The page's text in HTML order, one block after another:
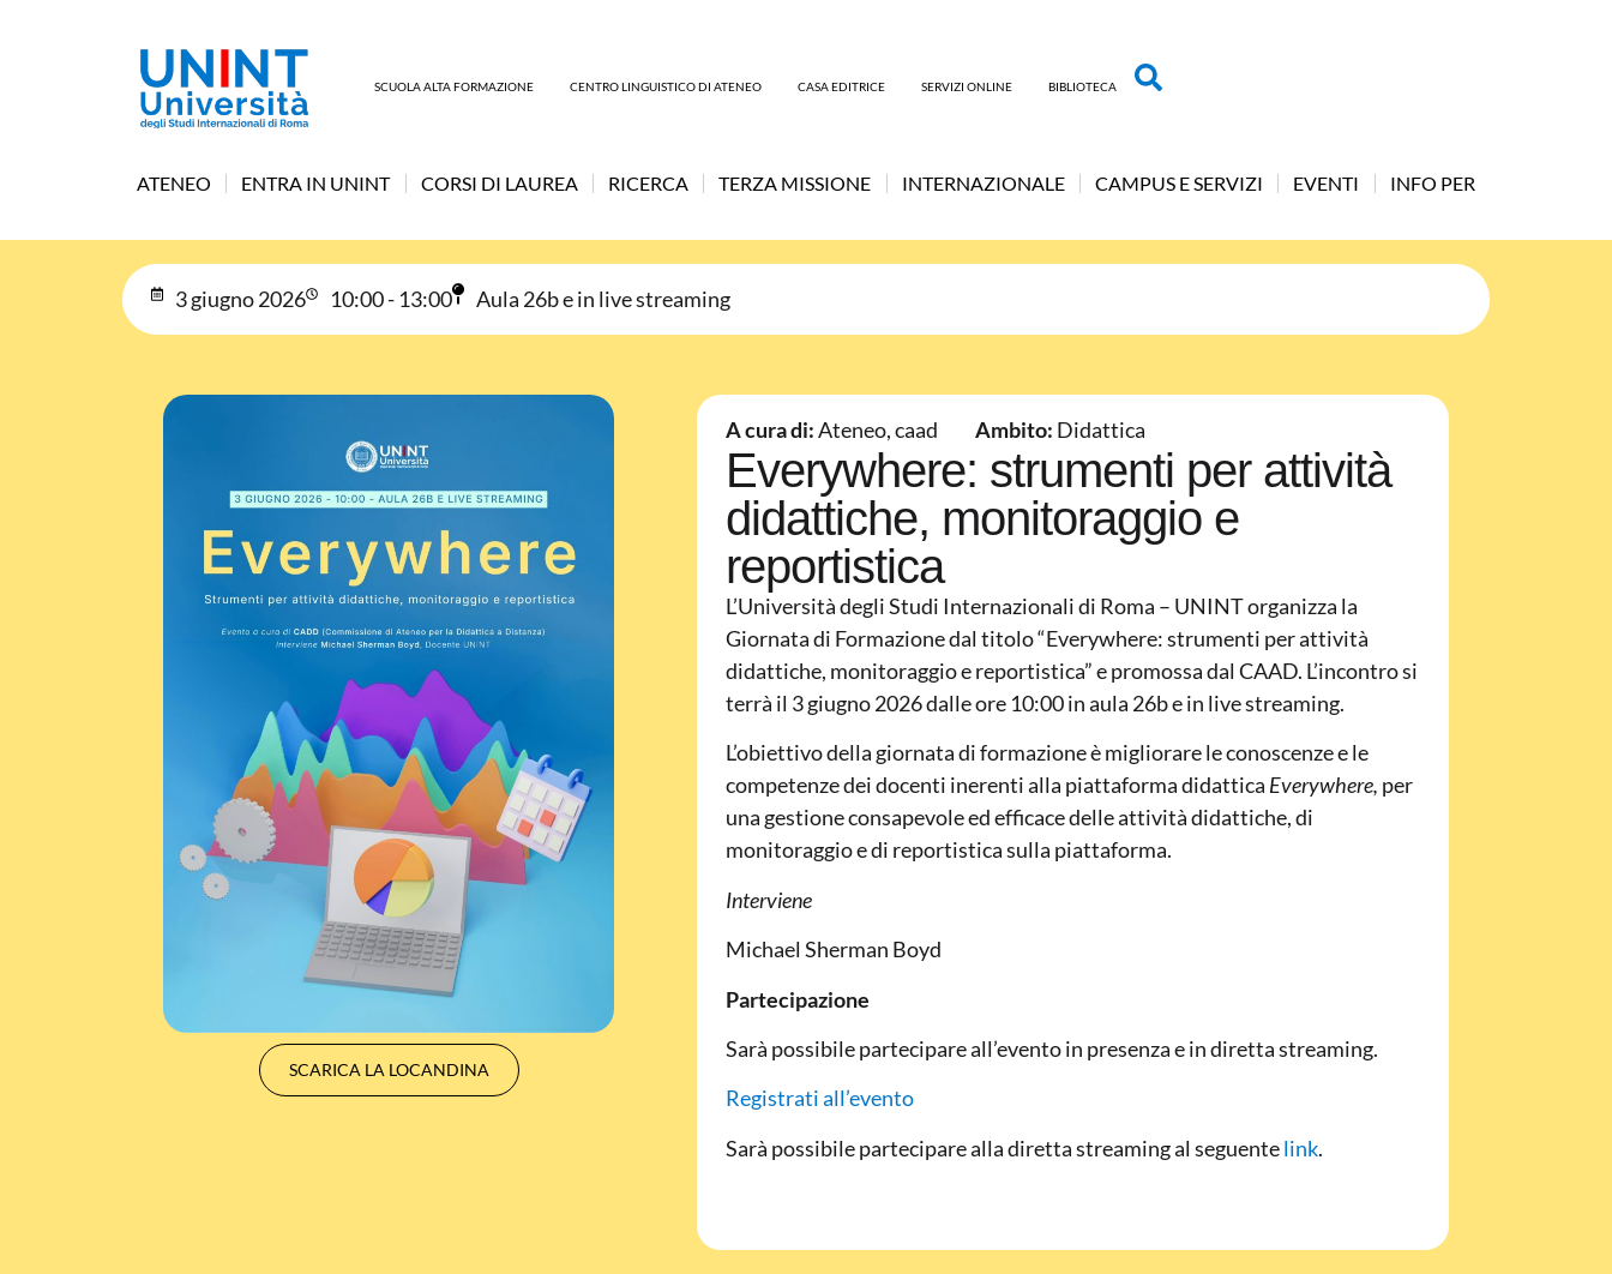
SCUOLA ALTA FORMAZIONE CENTRO LINGUISTICO DI ATENEO CASA EDITRICE SERVIZI ONLINE BIBLIOTECA
ATENEO ENTRA IN UNINT CORSI DI LAUREA RICERCA TERZA MISSIONE INTERNAZIONALE CAMPUS E SERVIZI EVENTI INFO PER
3 giugno 2026 10:00 - 13:00 Aula 26b e in live streaming
SCARICA LA LOCANDINA
A cura di:Ateneo,caad Ambito: Didattica
Everywhere: strumenti per attività
didattiche, monitoraggio e
reportistica
L’Università degli Studi Internazionali di Roma – UNINT organizza la
Giornata di Formazione dal titolo “Everywhere: strumenti per attività
didattiche, monitoraggio e reportistica” e promossa dal CAAD. L’incontro si
terrà il 3 giugno 2026 dalle ore 10:00 in aula 26b e in live streaming.
L’obiettivo della giornata di formazione è migliorare le conoscenze e le
competenze dei docenti inerenti alla piattaforma didattica Everywhere, per
una gestione consapevole ed efficace delle attività didattiche, di
monitoraggio e di reportistica sulla piattaforma.
Interviene
Michael Sherman Boyd
Partecipazione
Sarà possibile partecipare all’evento in presenza e in diretta streaming.
Registrati all’evento
Sarà possibile partecipare alla diretta streaming al seguentelink.